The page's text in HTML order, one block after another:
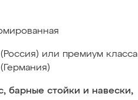
(Россия) или премиум класса
барные стойки и навески,